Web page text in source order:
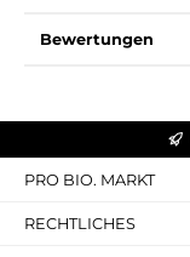
Bewertungen
PRO BIO. MARKT
RECHTLICHES